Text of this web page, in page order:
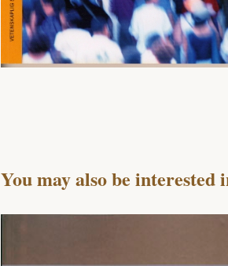
You may also be interested